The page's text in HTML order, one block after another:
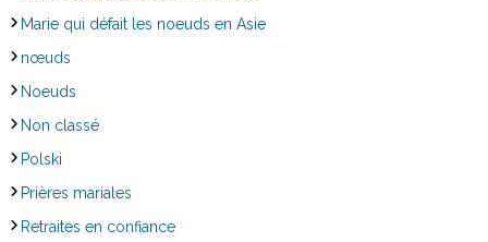
Marie qui défait les noeuds en Asie
nœuds
Noeuds
Non classé
Polski
Prières mariales
Retraites en confiance